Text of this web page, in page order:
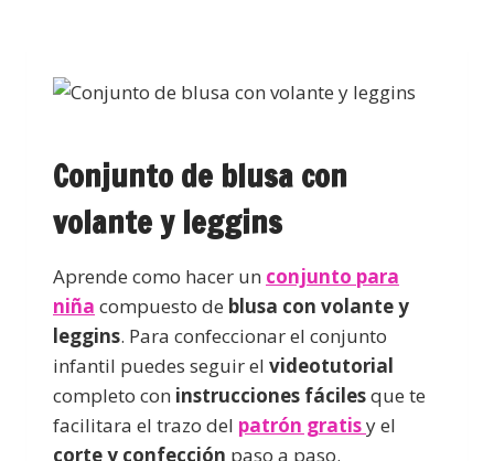
Conjunto de blusa con
volante y leggins
Aprende como hacer un conjunto para
niña compuesto de blusa con volante y
leggins. Para confeccionar el conjunto
infantil puedes seguir el videotutorial
completo con instrucciones fácilesque te
facilitara el trazo del patrón gratisy el
corte y confección paso a paso.